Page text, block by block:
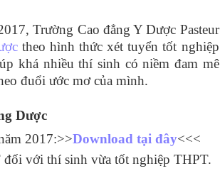
Trường Cao đẳng Y Dược Pasteur
theo hình thức xét tuyển tốt nghiệp
khá nhiều thí sinh có niềm đam mê
đuổi ước mơ của mình.
Dược
2017:>>Download tại đây<<<
với thí sinh vừa tốt nghiệp THPT.